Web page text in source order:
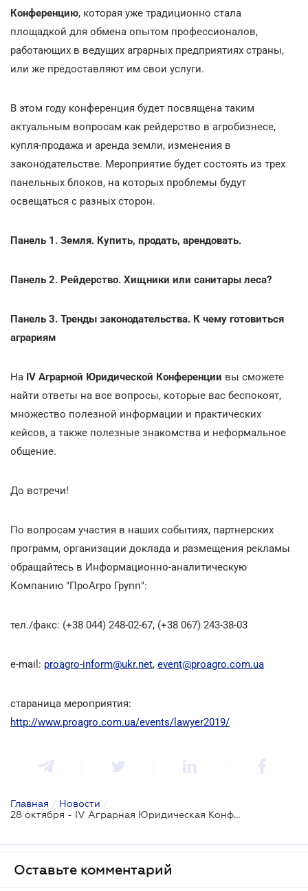
Конференцию, которая уже традиционно стала
площадкой для обмена опытом профессионалов,
работающих в ведущих аграрных предприятиях страны,
или же предоставляют им свои услуги.
В этом году конференция будет посвящена таким
актуальным вопросам как рейдерство в агробизнесе,
купля-продажа и аренда земли, изменения в
законодательстве. Мероприятие будет состоять из трех
панельных блоков, на которых проблемы будут
освещаться с разных сторон.
Панель 1. Земля. Купить, продать, арендовать.
Панель 2. Рейдерство. Хищники или санитары леса?
Панель 3. Тренды законодательства. К чему готовиться
аграриям
На IV Аграрной Юридической Конференции вы сможете
найти ответы на все вопросы, которые вас беспокоят,
множество полезной информации и практических
кейсов, а также полезные знакомства и неформальное
общение.
До встречи!
По вопросам участия в наших событиях, партнерских
программ, организации доклада и размещения рекламы
обращайтесь в Информационно-аналитическую
Компанию "ПроАгро Групп":
тел./факс: (+38 044) 248-02-67, (+38 067) 243-38-03
e-mail: proagro-inform@ukr.net, event@proagro.com.ua
стараница мероприятия:
http://www.proagro.com.ua/events/lawyer2019/
Главная / Новости /
28 октября - IV Аграрная Юридическая Конференция
Оставьте комментарий